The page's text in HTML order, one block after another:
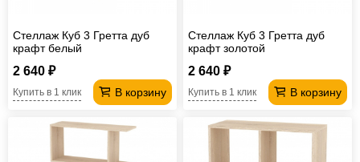
Стеллаж Куб 3 Гретта дуб
крафт белый
2 640 ₽
В корзину
Купить в 1 клик
Стеллаж Куб 3 Гретта дуб
крафт золотой
2 640 ₽
В корзину
Купить в 1 клик